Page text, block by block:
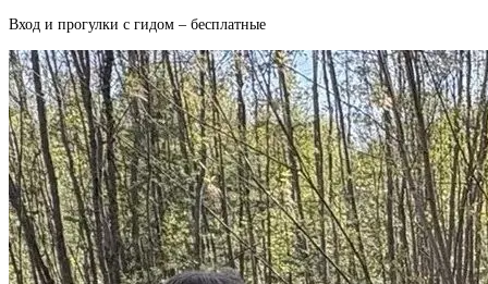
Вход и прогулки с гидом – бесплатные